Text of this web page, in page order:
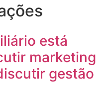
está
marketing
gestão